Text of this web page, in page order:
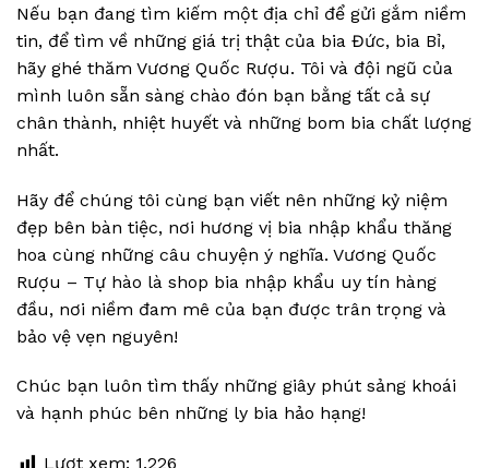
Nếu bạn đang tìm kiếm một địa chỉ để gửi gắm niềm
tin, để tìm về những giá trị thật của bia Đức, bia Bỉ,
hãy ghé thăm Vương Quốc Rượu. Tôi và đội ngũ của
mình luôn sẵn sàng chào đón bạn bằng tất cả sự
chân thành, nhiệt huyết và những bom bia chất lượng
nhất.
Hãy để chúng tôi cùng bạn viết nên những kỷ niệm
đẹp bên bàn tiệc, nơi hương vị bia nhập khẩu thăng
hoa cùng những câu chuyện ý nghĩa. Vương Quốc
Rượu – Tự hào là shop bia nhập khẩu uy tín hàng
đầu, nơi niềm đam mê của bạn được trân trọng và
bảo vệ vẹn nguyên!
Chúc bạn luôn tìm thấy những giây phút sảng khoái
và hạnh phúc bên những ly bia hảo hạng!
Lượt xem: 1.226